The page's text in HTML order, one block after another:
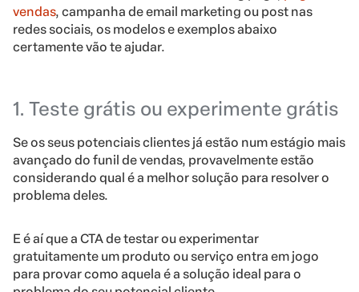
vendas, campanha de email marketing ou post nas
redes sociais, os modelos e exemplos abaixo
certamente vão te ajudar.
1. Teste grátis ou experimente grátis
Se os seus potenciais clientes já estão num estágio mais
avançado do funil de vendas, provavelmente estão
considerando qual é a melhor solução para resolver o
problema deles.
E é aí que a CTA de testar ou experimentar
gratuitamente um produto ou serviço entra em jogo
para provar como aquela é a solução ideal para o